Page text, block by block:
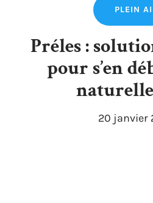
PLEIN
Préles :
pour s’en
20 janvier